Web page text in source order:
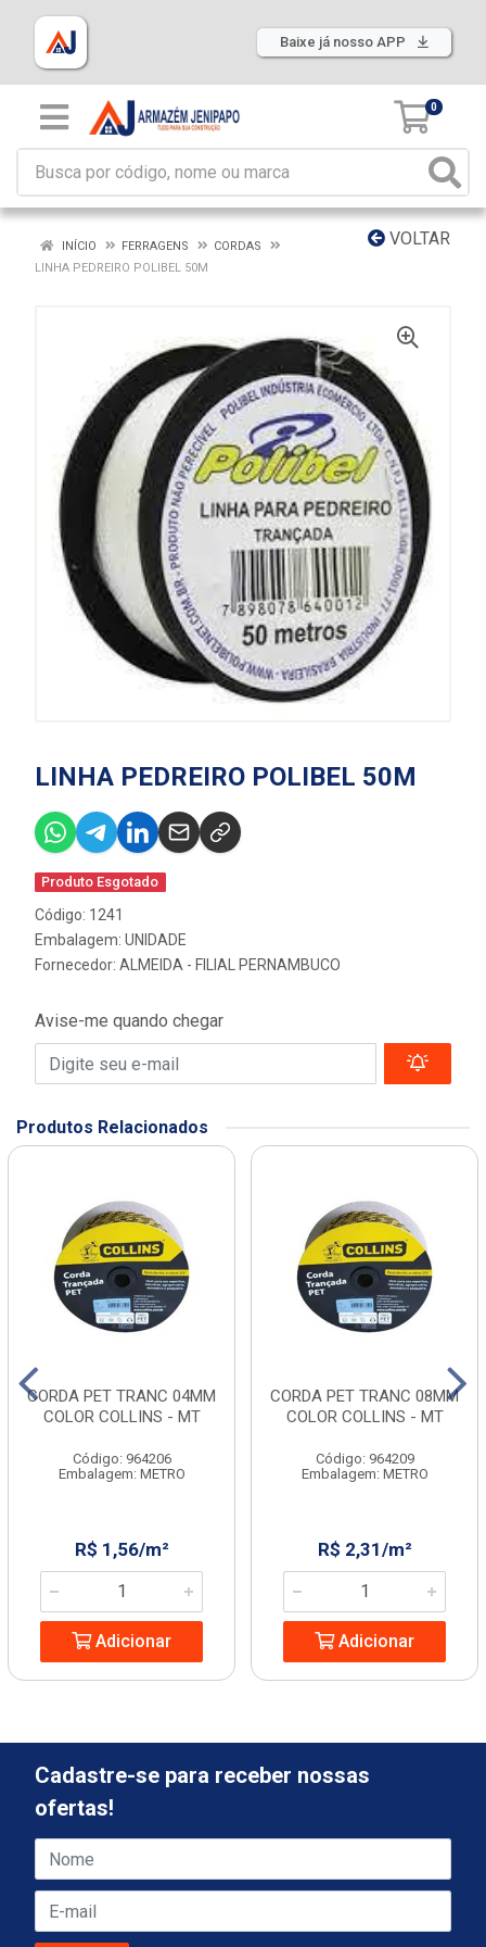
Baixe já nosso APP
0
VOLTAR
INÍCIO FERRAGENS
CORDAS
LINHA PEDREIRO POLIBEL 50M
LINHA PEDREIRO POLIBEL 50M
Produto Esgotado
Código: 1241
Embalagem: UNIDADE
Fornecedor: ALMEIDA - FILIAL PERNAMBUCO
Avise-me quando chegar
Produtos Relacionados
CORDA PET TRANC 04MM
COLOR COLLINS - MT
Código: 964206
Embalagem: METRO
R$ 1,56/m²
Adicionar
CORDA PET TRANC 08MM
COLOR COLLINS - MT
Código: 964209
Embalagem: METRO
R$ 2,31/m²
Adicionar
Cadastre-se para receber nossas
ofertas!